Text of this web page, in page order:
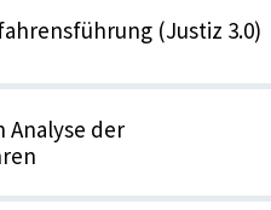
(Justiz 3.0)
Analyse der